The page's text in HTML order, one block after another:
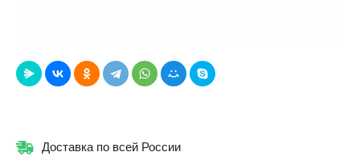
Доставка по всей России